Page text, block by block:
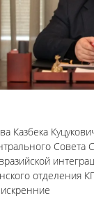
Казбека
отделения